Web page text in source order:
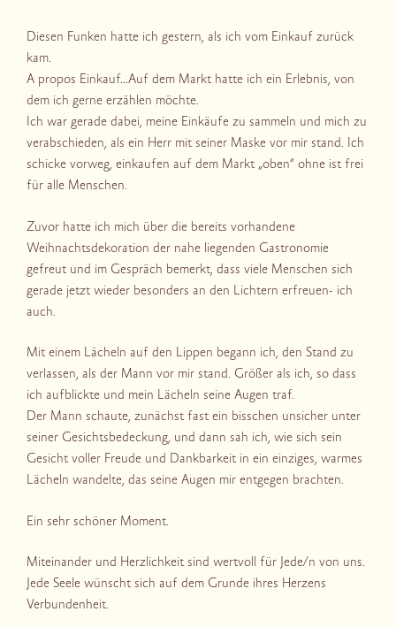
Diesen Funken hatte ich gestern, als ich vom Einkauf zurück
kam.
A propos Einkauf…Auf dem Markt hatte ich ein Erlebnis, von
dem ich gerne erzählen möchte.
Ich war gerade dabei, meine Einkäufe zu sammeln und mich zu
verabschieden, als ein Herr mit seiner Maske vor mir stand. Ich
schicke vorweg, einkaufen auf dem Markt „oben“ ohne ist frei
für alle Menschen.
Zuvor hatte ich mich über die bereits vorhandene
Weihnachtsdekoration der nahe liegenden Gastronomie
gefreut und im Gespräch bemerkt, dass viele Menschen sich
gerade jetzt wieder besonders an den Lichtern erfreuen- ich
auch.
Mit einem Lächeln auf den Lippen begann ich, den Stand zu
verlassen, als der Mann vor mir stand. Größer als ich, so dass
ich aufblickte und mein Lächeln seine Augen traf.
Der Mann schaute, zunächst fast ein bisschen unsicher unter
seiner Gesichtsbedeckung, und dann sah ich, wie sich sein
Gesicht voller Freude und Dankbarkeit in ein einziges, warmes
Lächeln wandelte, das seine Augen mir entgegen brachten.
Ein sehr schöner Moment.
Miteinander und Herzlichkeit sind wertvoll für Jede/n von uns.
Jede Seele wünscht sich auf dem Grunde ihres Herzens
Verbundenheit.